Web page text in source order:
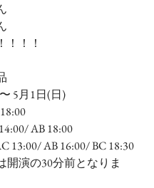
！！！
5月1日(日)
AB 18:00
13:00/ AB 16:00/ BC 18:30
開演の30分前となりま